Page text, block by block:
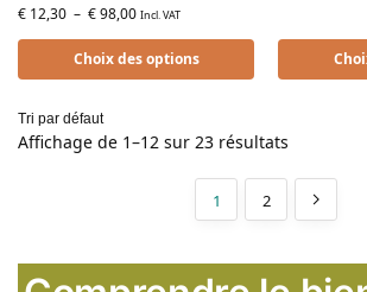
€ 12,30 – €98,00 Incl. VAT
Choix des options
Affichage de 1–12 sur 23 résultats
1 2